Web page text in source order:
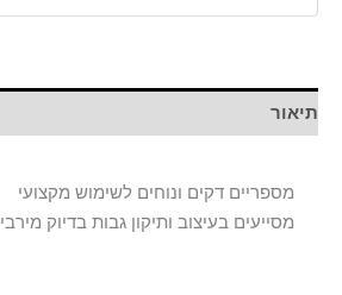
תיאור
מספריים דקים ונוחים לשימוש מקצועי
מסייעים בעיצוב ותיקון גבות בדיוק מירבי